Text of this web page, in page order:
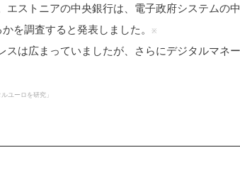
エストニアの中央銀行は、電子政府システムの
を調査すると発表しました。
※
は広まっていましたが、さらにデジタルマネ
ユーロを研究」